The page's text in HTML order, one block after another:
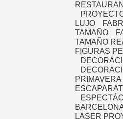
LUJO
TAMAÑO
TAMAÑO
FIGURAS
PRIMAVERA
LASER